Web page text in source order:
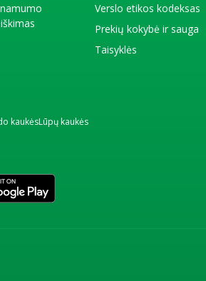
Verslo etikos kodeksas
Prekių kokybė ir sauga
Taisyklės
kaukėsLūpų kaukės